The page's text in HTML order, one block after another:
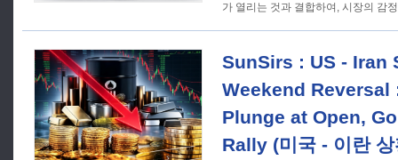
가 열리는 것과 결합하여, 시장의 감
SunSirs : US - Iran
Weekend Reversal
Plunge at Open,
Rally (미국 - 이란